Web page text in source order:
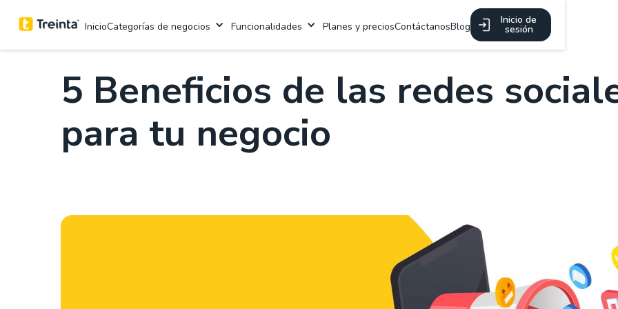
InicioCategorías de negocios Funcionalidades Planes y preciosContáctanosBlog
Inicio de
sesión
5 Beneficios de las redes
para tu negocio